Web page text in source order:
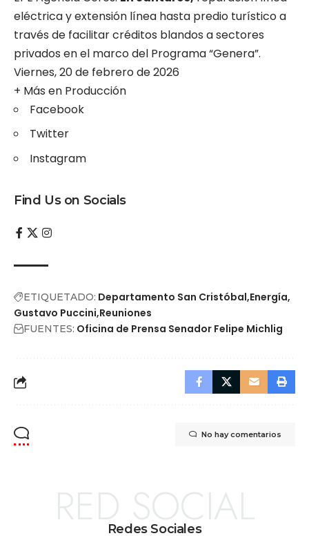
eléctrica y extensión línea hasta predio turístico a
través de facilitar créditos blandos a sectores
privados en el marco del Programa “Genera”.
Viernes, 20 de febrero de 2026
+ Más en Producción
Facebook
Twitter
Instagram
Find Us on Socials
ETIQUETADO: Departamento San Cristóbal Energía
Gustavo Puccini Reuniones
FUENTES: Oficina de Prensa Senador Felipe Michlig
No hay comentarios
Redes Sociales
RED SOCIAL